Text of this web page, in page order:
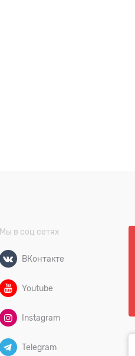
Мы в соц сетях
ВКонтакте
Youtube
Instagram
Telegram